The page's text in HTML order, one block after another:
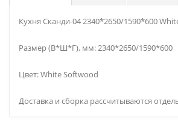
Кухня Сканди-04 2340*2650/1590*600
Размер (В*Ш*Г), мм: 2340*2650/1590*600
Цвет: White Softwood
Доставка и сборка рассчитываются